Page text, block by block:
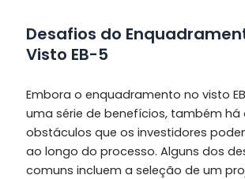
Desafios do
Visto EB-5
Embora o enquadramento no visto
uma série de benefícios, também há
obstáculos que os investidores
ao longo do processo. Alguns dos
comuns incluem a seleção de um